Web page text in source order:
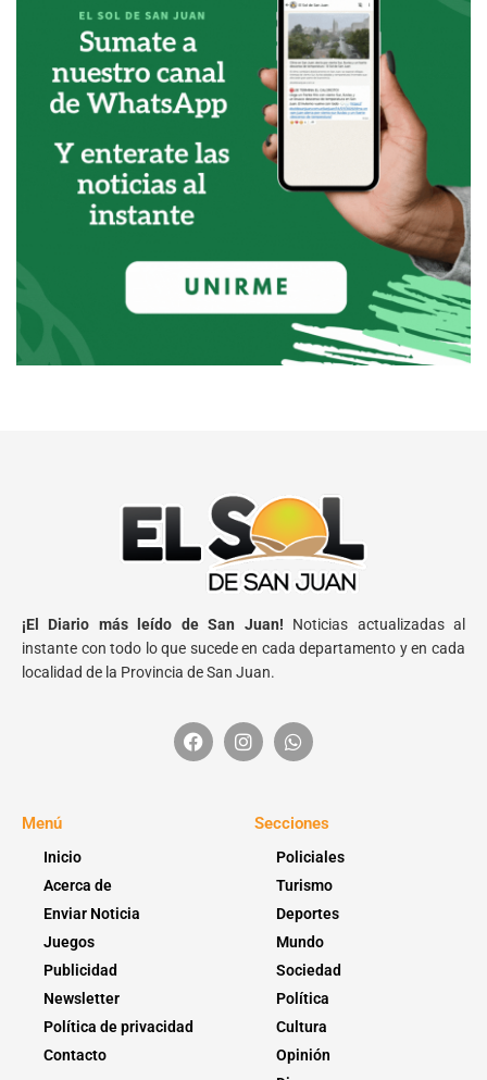
¡El Diario más leído de San Juan! Noticias actualizadas al
instante con todo lo que sucede en cada departamento y en cada
localidad de la Provincia de San Juan.
Menú
Inicio
Acerca de
Enviar Noticia
Juegos
Publicidad
Newsletter
Política de privacidad
Contacto
Secciones
Policiales
Turismo
Deportes
Mundo
Sociedad
Política
Cultura
Opinión